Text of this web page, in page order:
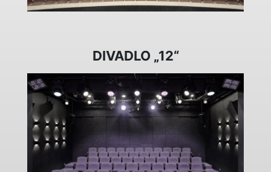
DIVADLO „12“